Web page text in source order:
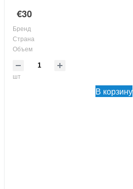
€30
Бренд
Страна
Объем
шт
В корзину